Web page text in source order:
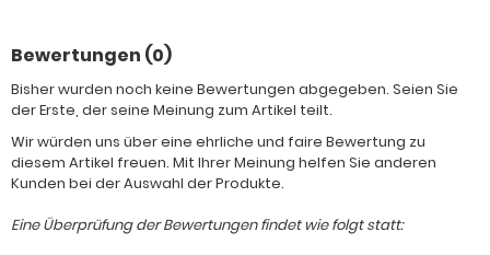
Bewertungen (0)
Bisher wurden noch keine Bewertungen abgegeben. Seien Sie
der Erste, der seine Meinung zum Artikel teilt.
Wir würden uns über eine ehrliche und faire Bewertung zu
diesem Artikel freuen. Mit Ihrer Meinung helfen Sie anderen
Kunden bei der Auswahl der Produkte.
Eine Überprüfung der Bewertungen findet wie folgt statt: